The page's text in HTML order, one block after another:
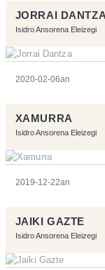
JORRAI DANTZA
Isidro Ansorena Eleizegi
2020-02-06an
XAMURRA
Isidro Ansorena Eleizegi
2019-12-22an
JAIKI GAZTE
Isidro Ansorena Eleizegi